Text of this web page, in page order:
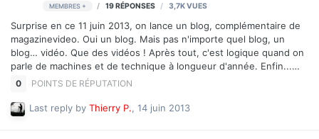
MEMBRES + 19RÉPONSES 3,7KVUES
Surprise en ce 11 juin 2013, on lance un blog, complémentaire de
magazinevideo. Oui un blog. Mais pas n'importe quel blog, un
blog… vidéo. Que des vidéos ! Après tout, c'est logique quand on
parle de machines et de technique à longueur d'année. Enfin...
logique, c'est vite dit, car je ne connais pas de site orienté
rentabilité, ou juridiques (c'est "casse-tête"), ou parce qu'ils n'ont
pas trouvé l'angle d'approche. L'esprit du blog est de diffuser des
Last reply by Thierry P., 14 juin 2013
0 POINTS DE RÉPUTATION